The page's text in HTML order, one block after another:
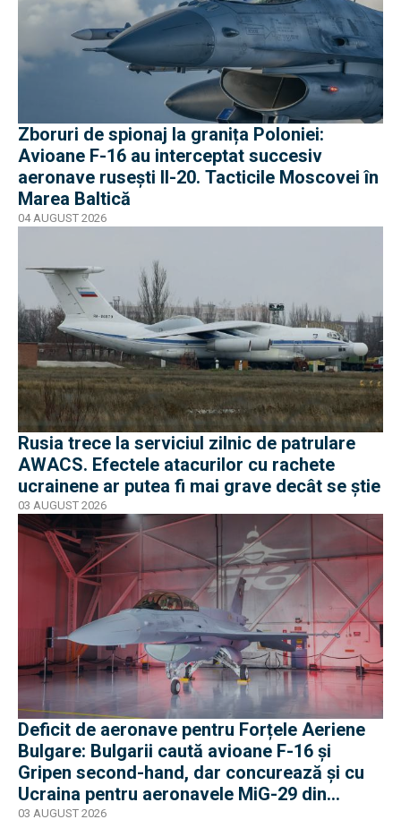
Zboruri de spionaj la granița Poloniei:
Avioane F-16 au interceptat succesiv
aeronave rusești Il-20. Tacticile Moscovei în
Marea Baltică
04 AUGUST 2026
Rusia trece la serviciul zilnic de patrulare
AWACS. Efectele atacurilor cu rachete
ucrainene ar putea fi mai grave decât se știe
03 AUGUST 2026
Deficit de aeronave pentru Forțele Aeriene
Bulgare: Bulgarii caută avioane F-16 și
Gripen second-hand, dar concurează și cu
Ucraina pentru aeronavele MiG-29 din
Polonia
03 AUGUST 2026